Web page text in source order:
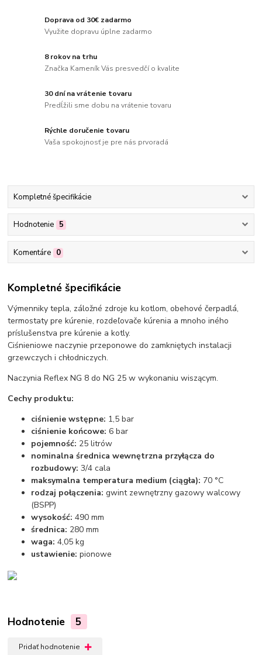
Doprava od 30€ zadarmo
Využite dopravu úplne zadarmo
8 rokov na trhu
Značka Kameník Vás presvedčí o kvalite
30 dní na vrátenie tovaru
Predĺžili sme dobu na vrátenie tovaru
Rýchle doručenie tovaru
Vaša spokojnosť je pre nás prvoradá
Kompletné špecifikácie
Hodnotenie 5
Komentáre 0
Kompletné špecifikácie
Výmenniky tepla, záložné zdroje ku kotlom, obehové čerpadlá,
termostaty pre kúrenie, rozdeľovače kúrenia a mnoho iného
príslušenstva pre kúrenie a kotly.
Ciśnieniowe naczynie przeponowe do zamkniętych instalacji
grzewczych i chłodniczych.
Naczynia Reflex NG 8 do NG 25 w wykonaniu wiszącym.
Cechy produktu:
ciśnienie wstępne: 1,5 bar
ciśnienie końcowe: 6 bar
pojemność: 25 litrów
nominalna średnica wewnętrzna przyłącza do
rozbudowy: 3/4 cala
maksymalna temperatura medium (ciągła): 70 °C
rodzaj połączenia:gwint zewnętrzny gazowy walcowy
(BSPP)
wysokość:490 mm
średnica: 280 mm
waga: 4,05 kg
ustawienie:pionowe
Hodnotenie 5
Pridať hodnotenie